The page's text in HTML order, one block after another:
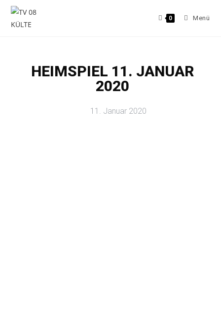
0 Menü
HEIMSPIEL 11. JANUAR
2020
11. Januar 2020